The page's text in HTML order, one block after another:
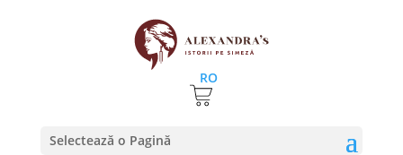
RO
Selectează o Pagină
Prima pagină⚊Magazin